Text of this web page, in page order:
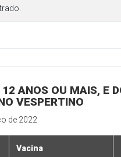
12 ANOS OU MAIS, E
VESPERTINO
de 2022
Vacina